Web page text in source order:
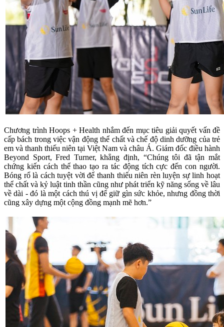
Chương trình Hoops + Health nhắm đến mục tiêu giải quyết vấn đề
cấp bách trong việc vận động thể chất và chế độ dinh dưỡng của trẻ
em và thanh thiếu niên tại Việt Nam và châu Á. Giám đốc điều hành
Beyond Sport, Fred Turner, khẳng định, “Chúng tôi đã tận mắt
chứng kiến cách thể thao tạo ra tác động tích cực đến con người.
Bóng rổ là cách tuyệt vời để thanh thiếu niên rèn luyện sự linh hoạt
thể chất và kỷ luật tinh thần cũng như phát triển kỹ năng sống về lâu
về dài - đó là một cách thú vị để giữ gìn sức khỏe, nhưng đồng thời
cũng xây dựng một cộng đồng mạnh mẽ hơn.”